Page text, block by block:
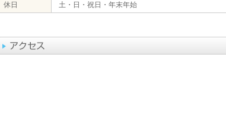
休日
土・日・祝日・年末年始